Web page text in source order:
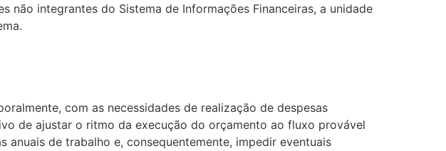
não integrantes do Sistema de Informações Financeiras, a unidade
com as necessidades de realização de despesas
de ajustar o ritmo da execução do orçamento ao fluxo provável
de trabalho e, consequentemente, impedir eventuais